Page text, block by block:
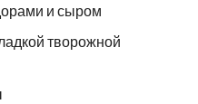
и сыром
творожной